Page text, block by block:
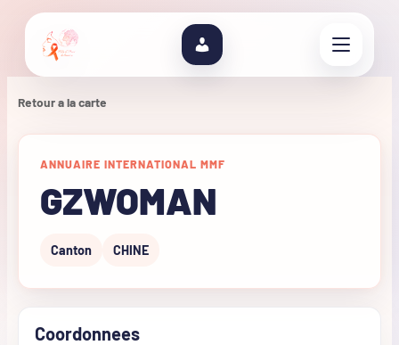
Retour a la carte
ANNUAIRE INTERNATIONAL MMF
GZWOMAN
Canton CHINE
Coordonnees